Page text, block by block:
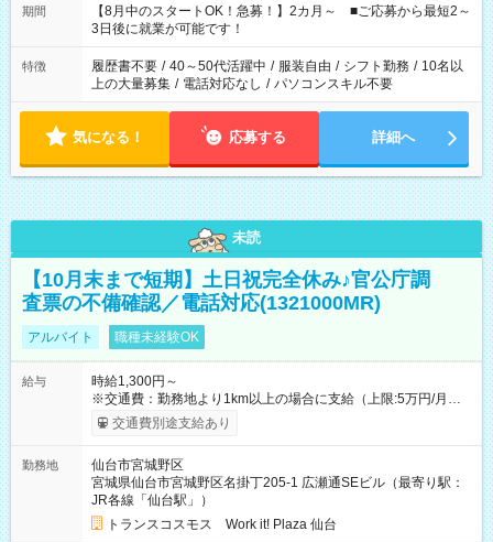
「できれば残業はしたくない」 など、ご希望を教えてください
ね。 ※Wワーク希望の方へ 今ご覧のお仕事で希望する勤務時間
と、もう1つのお仕事の勤務時間。 合計で週40時間を超える場
合は応募できません。
期間
【8月中のスタートOK！急募！】2カ月～ ■ご応募から最短2～
3日後に就業が可能です！
特徴 履歴書不要 / 40～50代活躍中 / 服装自由 / シフト勤務 / 10名以
上の大量募集 / 電話対応なし / パソコンスキル不要
気になる！ 応募する 詳細へ
未読
【10月末まで短期】土日祝完全休み♪官公庁調
査票の不備確認／電話対応(1321000MR)
アルバイト 職種未経験OK
給与
時給1,300円～
※交通費：勤務地より1km以上の場合に支給（上限:5万円/月・
2,500円/日） ※残業代：残業発生時は1分単位で支給 ※研修中の
給与変動なし ＜ 収入例 ＞ ■週5日勤務の場合… 月収22万8,800
4日勤務の場合… 月収16万6,400円以上可能 ※交通費別途支給
（時給1,300円×8時間×16日） 【試用期間】試用期間なし
交通費別途支給あり
勤務地
仙台市宮城野区
宮城県仙台市宮城野区名掛丁205-1 広瀬通SEビル（最寄り駅：
JR各線「仙台駅」）
トランスコスモス Work it! Plaza 仙台